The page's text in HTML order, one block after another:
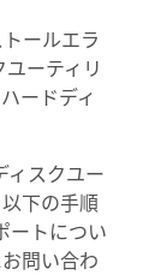
ールエラ
ーティリ
ードディ
ィスクユー
下の手順
ートについ
問い合わ